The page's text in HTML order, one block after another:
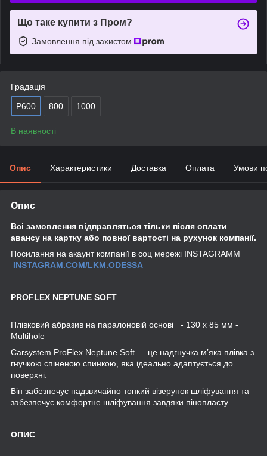
Що таке купити з Пром?
Замовлення під захистом
Градація
P600 800 1000
В наявності
Опис Характеристики Доставка Оплата Умови
Опис
Всі замовлення відправляться тільки після оплати
авансу на картку або повної вартості на рухунок компанії.
Посилання на акаунт компанії в соц мережі INSTAGRAMM
INSTAGRAM.COM/LKM.ODESSA
PROFLEX NEPTUNE SOFT
Плівковий абразив на паралоновій основі - 130 х 85 мм -
Multihole
Carsystem ProFlex Neptune Soft — це надгнучка м’яка плівка з
гнучкою спіненою спинкою, яка ідеально адаптується до
поверхні.
Він забезпечує надзвичайно тонкий візерунок шліфування та
забезпечує комфортне шліфування завдяки пінопласту.
ОПИС